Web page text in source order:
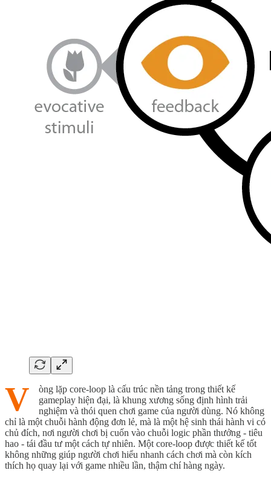
V
òng lặp core-loop là cấu trúc nền tảng trong thiết kế
gameplay hiện đại, là khung xương sống định hình trải
nghiệm và thói quen chơi game của người dùng. Nó không
chỉ là một chuỗi hành động đơn lẻ, mà là một hệ sinh thái hành vi có
chủ đích, nơi người chơi bị cuốn vào chuỗi logic phần thưởng - tiêu
hao - tái đầu tư một cách tự nhiên. Một core-loop được thiết kế tốt
không những giúp người chơi hiểu nhanh cách chơi mà còn kích
thích họ quay lại với game nhiều lần, thậm chí hàng ngày.